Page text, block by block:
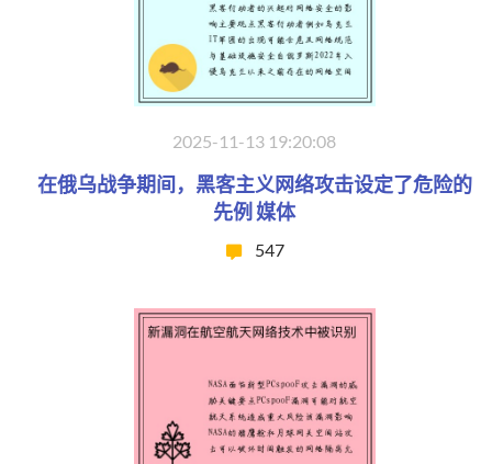
2025-11-13 19:20:08
在俄乌战争期间，黑客主义网络攻击设定了危险的
先例 媒体
547